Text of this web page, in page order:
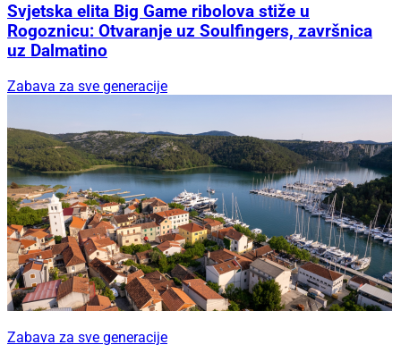
Svjetska elita Big Game ribolova stiže u
Rogoznicu: Otvaranje uz Soulfingers, završnica
uz Dalmatino
Zabava za sve generacije
Zabava za sve generacije